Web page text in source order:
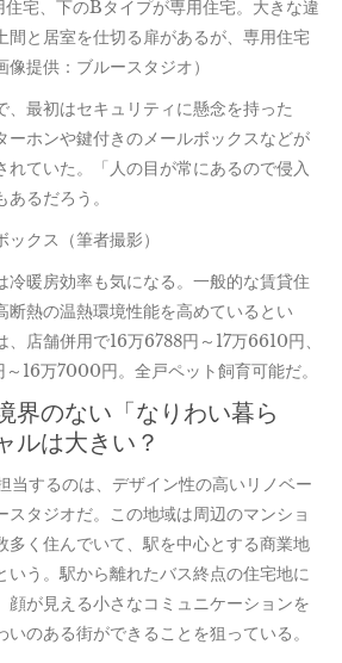
宅、下のBタイプが専用住宅。大きな違
間と居室を仕切る扉があるが、専用住宅
提供：ブルースタジオ）
、最初はセキュリティに懸念を持った
ーホンや鍵付きのメールボックスなどが
れていた。「人の目が常にあるので侵入
るだろう。
クス（筆者撮影）
冷暖房効率も気になる。一般的な賃貸住
断熱の温熱環境性能を高めているとい
店舗併用で16万6788円～17万6610円、
16万7000円。全戸ペット飼育可能だ。
界のない「なりわい暮ら
ルは大きい？
するのは、デザイン性の高いリノベー
スタジオだ。この地域は周辺のマンショ
多く住んでいて、駅を中心とする商業地
いう。駅から離れたバス終点の住宅地に
顔が見える小さなコミュニケーションを
のある街ができることを狙っている。